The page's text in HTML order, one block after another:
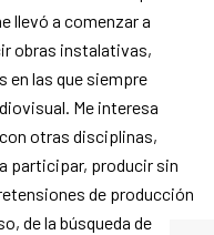
llevó a comenzar a
obras instalativas,
en las que siempre
Me interesa
otras disciplinas,
participar, producir sin
de producción
de la búsqueda de